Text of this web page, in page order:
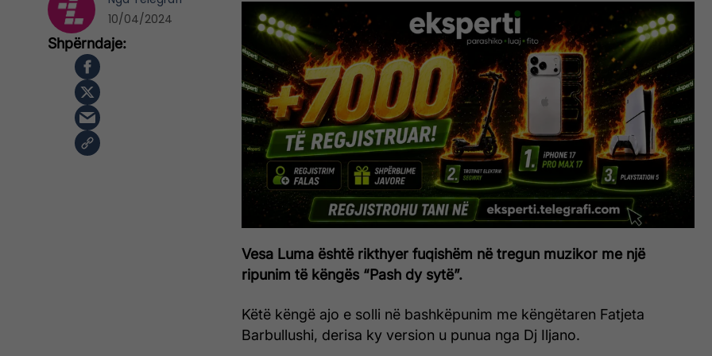
Vesa Luma është rikthyer fuqishëm në tregun muzikor me një
ripunim të këngës “Pash dy sytë”.
Këtë këngë ajo e solli në bashkëpunim me këngëtaren Fatjeta
Barbullushi, derisa ky version u punua nga Dj Iljano.
10/04/2024